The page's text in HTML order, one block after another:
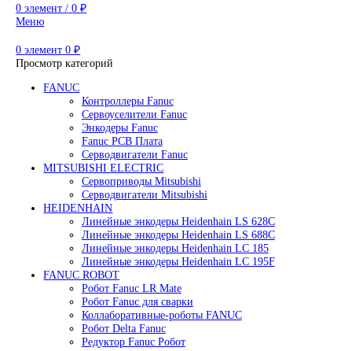
R-1000
Редуктор Fanuc Робот
Робот Delta Fanuc
Робот Fanuc для сварки
элемент 0₽
Меню
элемент 0₽
Просмотр категорий
FANUC
Контроллеры Fanuc
Сервоуселители Fanuc
Энкодеры Fanuc
Fanuc PCB Плата
Серводвигатели Fanuc
MITSUBISHI ELECTRIC
Сервоприводы Mitsubishi